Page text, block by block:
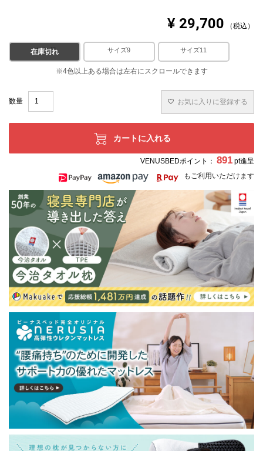
¥ 29,700 税込
サイズ7
在庫切れ サイズ9 サイズ11
お気に入りに登録する
カートに入れる
VENUSBEDポイント： 891 pt進呈
もご利用いただけます